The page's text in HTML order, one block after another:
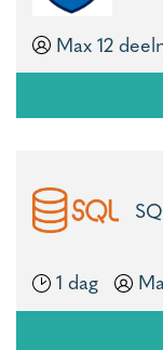
Max 12
1 dag